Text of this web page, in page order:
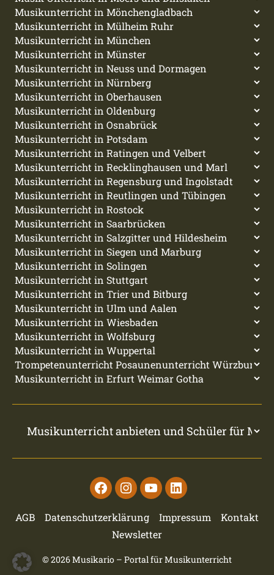
FacebookInstagramYoutubeLinkedin
AGB Datenschutzerklärung Impressum
Kontakt
Newsletter
© 2026Musikario – Portal für Musikunterricht